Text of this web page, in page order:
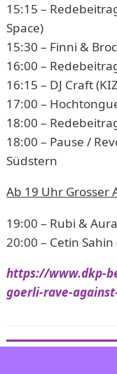
15:15 –
Space)
15:30 – Finni &
16:00 –
16:15 – DJ Craft
17:00 –
18:00 –
18:00 – Pause /
Südstern
Ab 19 Uhr Grosser
19:00 – Rubi &
20:00 – Cetin
https://www.dkp-
goerli-rave-